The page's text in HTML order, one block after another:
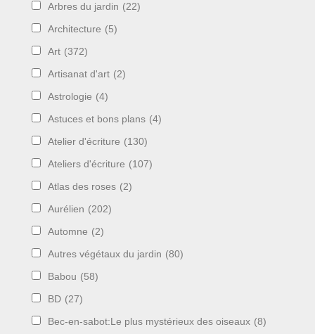
Arbres du jardin (22)
Architecture (5)
Art (372)
Artisanat d'art (2)
Astrologie (4)
Astuces et bons plans (4)
Atelier d'écriture (130)
Ateliers d'écriture (107)
Atlas des roses (2)
Aurélien (202)
Automne (2)
Autres végétaux du jardin (80)
Babou (58)
BD (27)
Bec-en-sabot:Le plus mystérieux des oiseaux (8)